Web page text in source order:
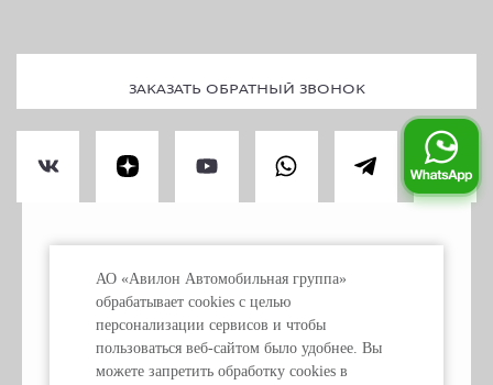
АО «Авилон Автомобильная группа»
обрабатывает cookies с целью
персонализации сервисов и чтобы
пользоваться веб-сайтом было удобнее. Вы
можете запретить обработку сookies в
ЗАКАЗАТЬ ОБРАТНЫЙ ЗВОНОК
ПЕРСОНАЛЬНЫЕ ДАННЫЕ
ИСПОЛЬЗОВАНИЕ COOKIE
«Обращаем ваше внимание на то, что данный